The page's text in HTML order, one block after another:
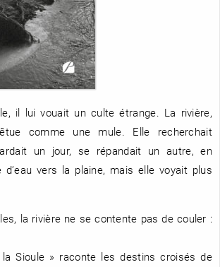
il lui vouait un culte étrange. La rivière,
comme une mule. Elle recherchait
un jour, se répandait un autre, en
vers la plaine, mais elle voyait plus
la rivière ne se contente pas de couler :
Sioule » raconte les destins croisés de